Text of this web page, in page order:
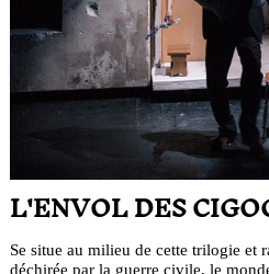
L'ENVOL DES
Se situe au milieu de cette trilogie et
déchirée par la guerre civile, le